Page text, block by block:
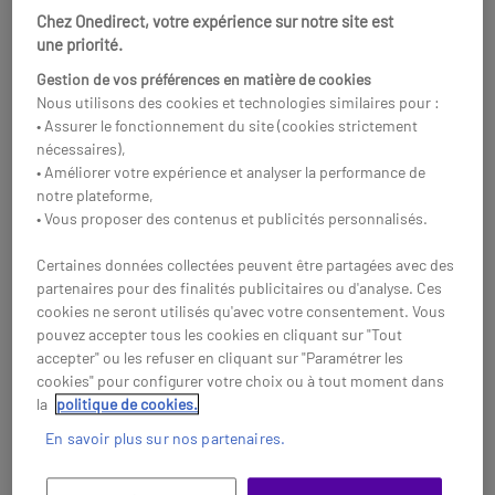
Réf: CHEGENTBT Réf: CHEMW9100
Razer Pro Click V2
Souris sans fil
ergonomique
conçue pour la productivité et
MK880 Clavier - Souris
fil conçu pour offrir un confort
Chez Onedirect, votre expérience sur notre site est
une priorité.
Gestion de vos préférences en matière de cookies
Nous utilisons des cookies et technologies similaires pour :
• Assurer le fonctionnement du site (cookies strictement
nécessaires),
• Améliorer votre expérience et analyser la performance de
notre plateforme,
• Vous proposer des contenus et publicités personnalisés.
Certaines données collectées peuvent être partagées avec des
partenaires pour des finalités publicitaires ou d'analyse. Ces
cookies ne seront utilisés qu'avec votre consentement. Vous
pouvez accepter tous les cookies en cliquant sur "Tout
accepter" ou les refuser en cliquant sur "Paramétrer les
cookies" pour configurer votre choix ou à tout moment dans
la politique de cookies.
En savoir plus sur nos partenaires.